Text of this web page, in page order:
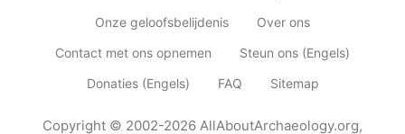
Onze geloofsbelijdenis
Over ons
Contact met ons opnemen
Steun ons (Engels)
Donaties (Engels)
FAQ Sitemap
Copyright © 2002-2026 AllAboutArchaeology.org,